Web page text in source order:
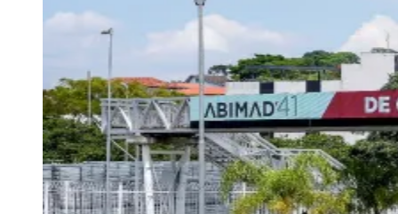
Guia de Empresas
Divulgar Vagas
Negócios Regionais
Turismo
Segurança Regional
Hospitais Estaduais
Parques & Represas
Cidades da Região
Santana de ParnaíbaOsasco CarapicuíbaJandiraItapeviCotiaPirapora
do Bom JesusAraçariguamaCajamarCaieirasFranco da